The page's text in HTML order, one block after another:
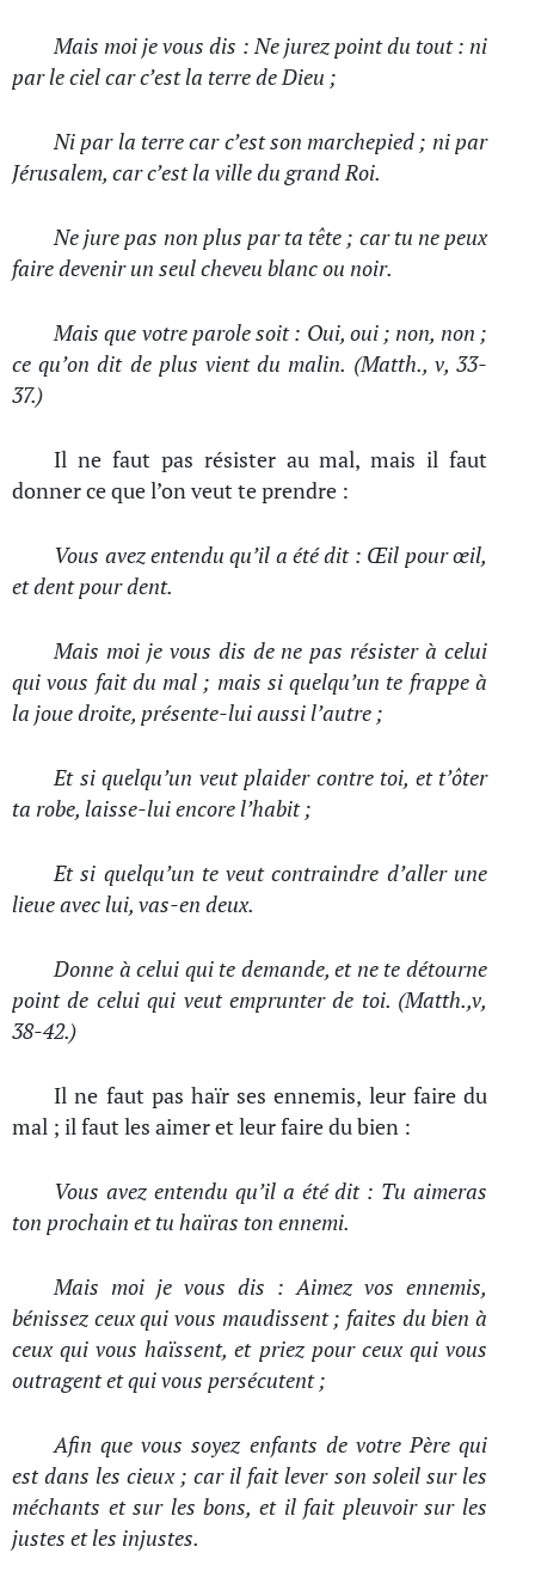
Mais moi je vous dis : Ne jurez point du tout : ni
par le ciel car c’est la terre de Dieu ;
Ni par la terre car c’est son marchepied ; ni par
Jérusalem, car c’est la ville du grand Roi.
Ne jure pas non plus par ta tête ; car tu ne peux
faire devenir un seul cheveu blanc ou noir.
Mais que votre parole soit : Oui, oui ; non, non ;
ce qu’on dit de plus vient du malin. (Matth., v, 33-
37.)
Il ne faut pas résister au mal, mais il faut
donner ce que l’on veut te prendre :
Vous avez entendu qu’il a été dit : Œil pour œil,
et dent pour dent.
Mais moi je vous dis de ne pas résister à celui
qui vous fait du mal ; mais si quelqu’un te frappe à
la joue droite, présente-lui aussi l’autre ;
Et si quelqu’un veut plaider contre toi, et t’ôter
ta robe, laisse-lui encore l’habit ;
Et si quelqu’un te veut contraindre d’aller une
lieue avec lui, vas-en deux.
Donne à celui qui te demande, et ne te détourne
point de celui qui veut emprunter de toi. (Matth.,v,
38-42.)
Il ne faut pas haïr ses ennemis, leur faire du
mal ; il faut les aimer et leur faire du bien :
Vous avez entendu qu’il a été dit : Tu aimeras
ton prochain et tu haïras ton ennemi.
Mais moi je vous dis : Aimez vos ennemis,
bénissez ceux qui vous maudissent ; faites du bien à
ceux qui vous haïssent, et priez pour ceux qui vous
outragent et qui vous persécutent ;
Afin que vous soyez enfants de votre Père qui
est dans les cieux ; car il fait lever son soleil sur les
méchants et sur les bons, et il fait pleuvoir sur les
justes et les injustes.